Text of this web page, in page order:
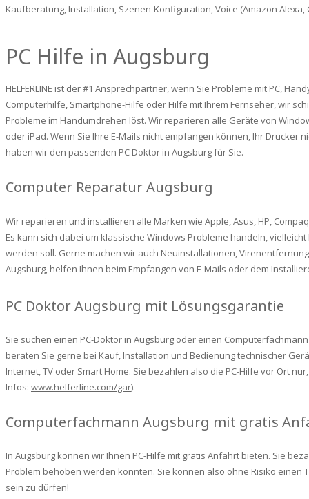
Kaufberatung, Installation, Szenen-Konfiguration, Voice (Amazon Alexa,
PC Hilfe in Augsburg
HELFERLINE ist der #1 Ansprechpartner, wenn Sie Probleme mit PC,
Computerhilfe, Smartphone-Hilfe oder Hilfe mit Ihrem Fernseher, wir
Probleme im Handumdrehen löst. Wir reparieren alle Geräte von
oder iPad. Wenn Sie Ihre E-Mails nicht empfangen können, Ihr Drucker
haben wir den passenden PC Doktor in Augsburg für Sie.
Computer Reparatur Augsburg
Wir reparieren und installieren alle Marken wie Apple, Asus, HP,
Es kann sich dabei um klassische Windows Probleme handeln,
werden soll. Gerne machen wir auch Neuinstallationen,
Augsburg, helfen Ihnen beim Empfangen von E-Mails oder dem
PC Doktor Augsburg mit Lösungsgarantie
Sie suchen einen PC-Doktor in Augsburg oder einen Computerfachmann
beraten Sie gerne bei Kauf, Installation und Bedienung technischer
Internet, TV oder Smart Home. Sie bezahlen also die PC-Hilfe vor Ort
Infos: www.helferline.com/gar).
Computerfachmann Augsburg mit gratis
In Augsburg können wir Ihnen PC-Hilfe mit gratis Anfahrt bieten. Sie
Problem behoben werden konnten. Sie können also ohne Risiko
sein zu dürfen!